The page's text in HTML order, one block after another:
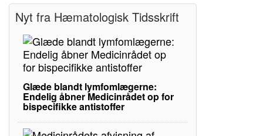
Nyt fra Hæmatologisk Tidsskrift
Glæde blandt lymfomlægerne:
Endelig åbner Medicinrådet op for
bispecifikke antistoffer